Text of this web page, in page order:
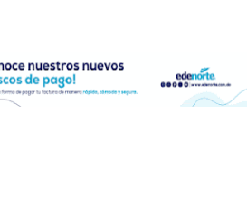
vendido a $58.44; el euro subió a